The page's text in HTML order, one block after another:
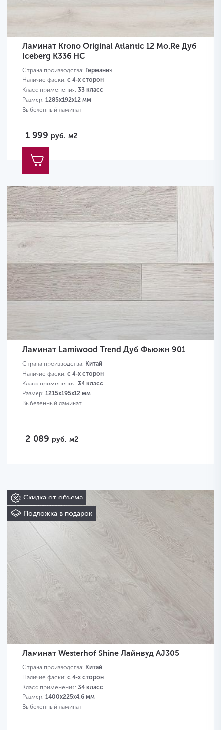
Ламинат Krono Original Atlantic 12 Mo.Re Дуб
Iceberg К336 HC
Страна производства: Германия
Наличие фаски: с 4-х сторон
Класс применения: 33 класс
Размер: 1285х192х12 мм
Выбеленный ламинат
1 999 руб. м2
Ламинат Lamiwood Trend Дуб Фьюжн 901
Страна производства: Китай
Наличие фаски: с 4-х сторон
Класс применения: 34 класс
Размер: 1215х195х12 мм
Выбеленный ламинат
2 089 руб. м2
Скидка от объема
Подложка в подарок
Ламинат Westerhof Shine Лайнвуд AJ305
Страна производства: Китай
Наличие фаски: с 4-х сторон
Класс применения: 34 класс
Размер: 1400х225х4,6 мм
Выбеленный ламинат